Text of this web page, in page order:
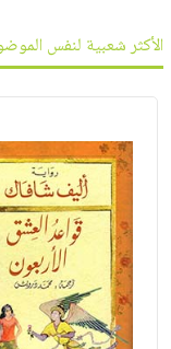
الأكثر شعبية لنفس